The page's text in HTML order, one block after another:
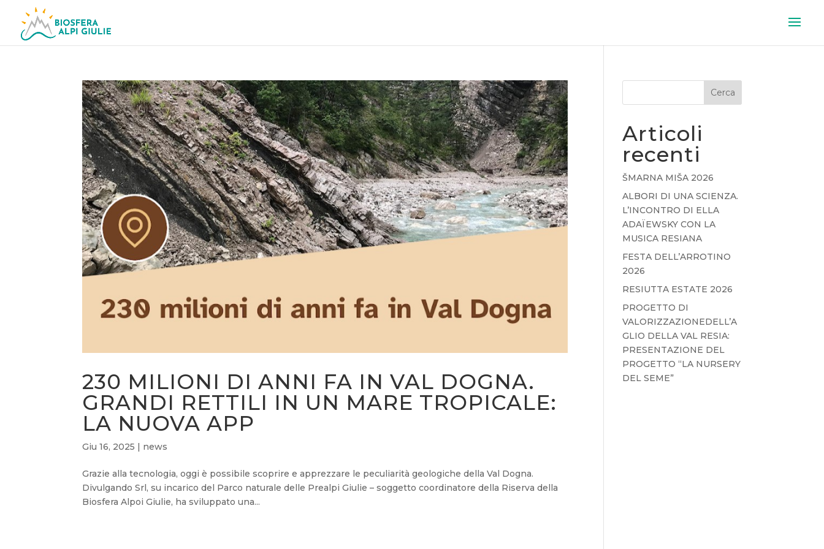
230 MILIONI DI ANNI FA IN VAL DOGNA.
GRANDI RETTILI IN UN MARE TROPICALE:
LA NUOVA APP
Giu 16, 2025 | news
Grazie alla tecnologia, oggi è possibile scoprire e apprezzare le peculiarità geologiche della Val Dogna.
Divulgando Srl, su incarico del Parco naturale delle Prealpi Giulie – soggetto coordinatore della Riserva della
Biosfera Alpoi Giulie, ha sviluppato una...
Cerca
Articoli
recenti
ŠMARNA MIŠA 2026
ALBORI DI UNA SCIENZA.
L’INCONTRO DI ELLA
ADAÏEWSKY CON LA
MUSICA RESIANA
FESTA DELL’ARROTINO
2026
RESIUTTA ESTATE 2026
PROGETTO DI
VALORIZZAZIONEDELL’A
GLIO DELLA VAL RESIA:
PRESENTAZIONE DEL
PROGETTO “LA NURSERY
DEL SEME”